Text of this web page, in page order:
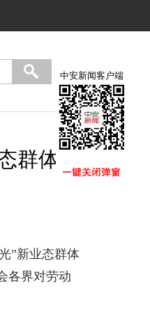
群体主
”新业态群体
各界对劳动
中安新闻客户端